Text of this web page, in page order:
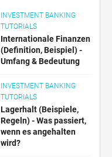
INVESTMENT BANKING
TUTORIALS
Internationale Finanzen
(Definition, Beispiel) -
Umfang & Bedeutung
INVESTMENT BANKING
TUTORIALS
Lagerhalt (Beispiele,
Regeln) - Was passiert,
wenn es angehalten
wird?